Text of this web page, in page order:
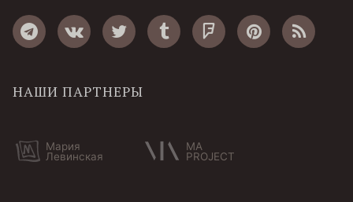
НАШИ ПАРТНЕРЫ
Мария
Левинская
MA
PROJECT